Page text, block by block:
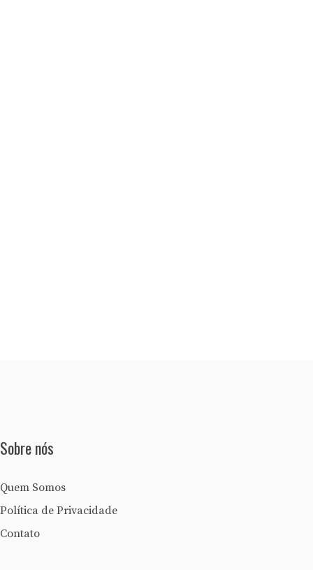
Sobre nós
Quem Somos
Política de Privacidade
Contato